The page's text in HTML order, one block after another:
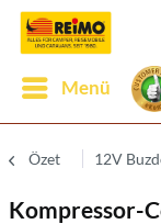
Menü
Özet 12V
Kompressor-